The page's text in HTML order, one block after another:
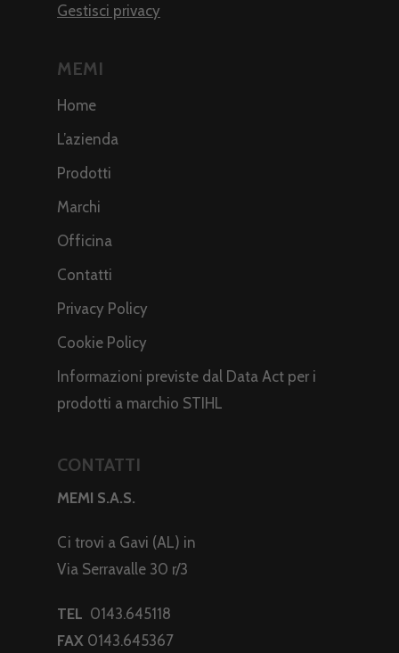
Gestisci privacy
MEMI
Home
L’azienda
Prodotti
Marchi
Officina
Contatti
Privacy Policy
Cookie Policy
Informazioni previste dal Data Act per i
prodotti a marchio STIHL
CONTATTI
MEMI S.A.S.
Ci trovi a Gavi (AL) in
Via Serravalle 30 r/3
TEL 0143.645118
FAX 0143.645367